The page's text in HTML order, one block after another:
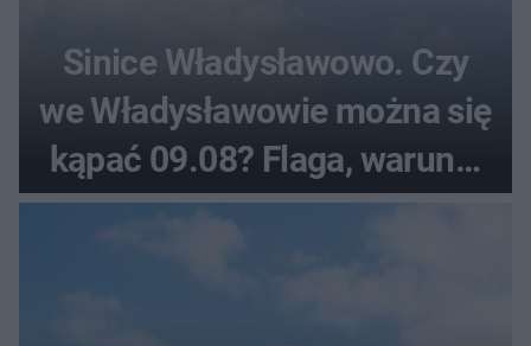
Sinice Władysławowo. Czy
we Władysławowie można się
kąpać 09.08? Flaga, warunki
pogodowe